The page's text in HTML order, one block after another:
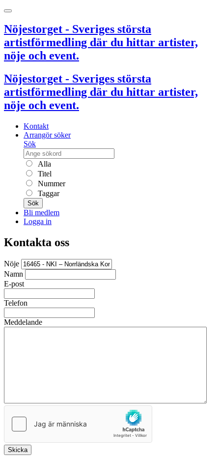
Nöjestorget - Sveriges största
artistförmedling där du hittar artister,
nöje och event.
Nöjestorget - Sveriges största
artistförmedling där du hittar artister,
nöje och event.
Kontakt
Arrangör söker
Sök
Alla
Titel
Nummer
Taggar
Sök
Bli medlem
Logga in
Kontakta oss
Nöje
Namn
E-post
Telefon
Meddelande
Skicka